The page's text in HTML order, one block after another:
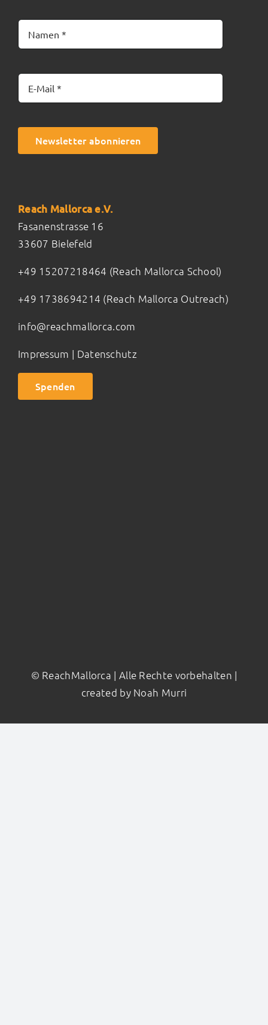
Newsletter abonnieren
Reach Mallorca e.V.
Fasanenstrasse 16
33607 Bielefeld
+49 15207218464 (Reach Mallorca School)
+49 1738694214 (Reach Mallorca Outreach)
info@reachmallorca.com
Impressum | Datenschutz
Spenden
© ReachMallorca | Alle Rechte vorbehalten |
created by Noah Murri